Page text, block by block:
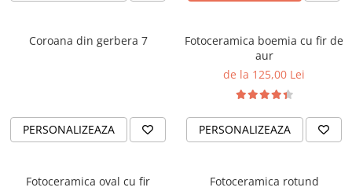
Coroana din gerbera 7
PERSONALIZEAZA
Fotoceramica boemia cu fir de
aur
de la 125,00 Lei
PERSONALIZEAZA
Fotoceramica oval cu fir
Fotoceramica rotund